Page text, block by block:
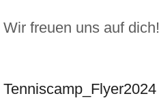
Wir freuen uns auf dich!
Tenniscamp_Flyer2024